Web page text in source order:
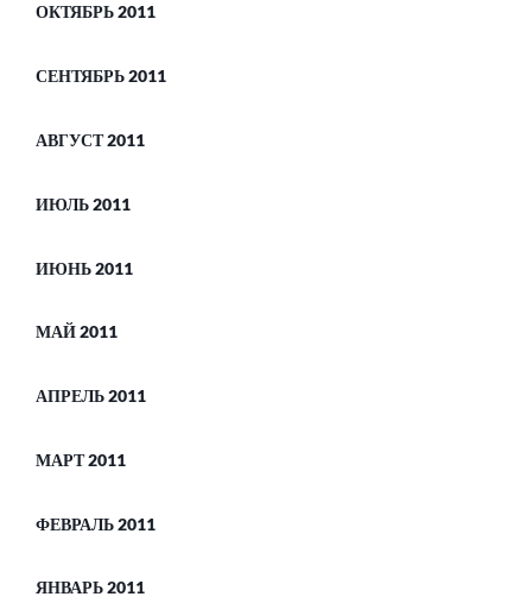
ОКТЯБРЬ 2011
СЕНТЯБРЬ 2011
АВГУСТ 2011
ИЮЛЬ 2011
ИЮНЬ 2011
МАЙ 2011
АПРЕЛЬ 2011
МАРТ 2011
ФЕВРАЛЬ 2011
ЯНВАРЬ 2011